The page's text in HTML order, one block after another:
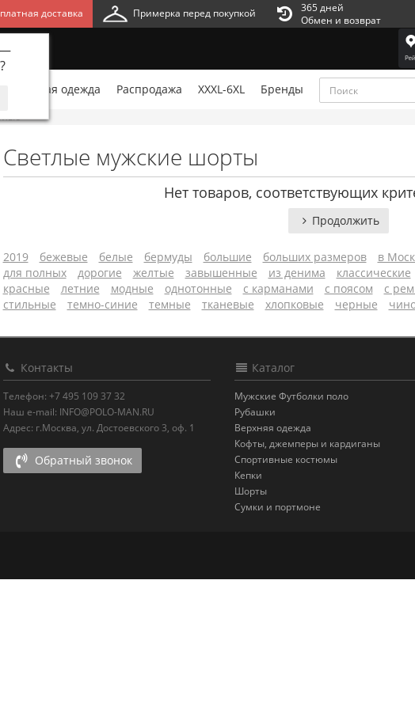
?
доставка Примерка перед покупкой
365 дней
Обмен и возврат
Мужская одежда Распродажа XXXL-6XL Бренды
Светлые мужские шорты
Нет товаров, соответствующих
Продолжить
2019 бежевые белые бермуды большие больших размеров в
для полных
дорогие желтые завышенные из денима классические
красные
летние модные однотонные с карманами с поясом с
стильные
темно-синие темные тканевые хлопковые черные
Контакты
Телефон: +7 495 109 37 32
Наш e-mail: INFO@POLO-MAN.RU
Адрес: г.Москва, ул. Достоевского 3, оф. 1
Обратный звонок
Каталог
Мужские Футболки поло
Рубашки
Верхняя одежда
Кофты, джемперы и кардиганы
Спортивные костюмы
Кепки
Шорты
Сумки и портмоне